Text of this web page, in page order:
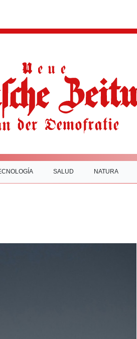
SALUD NATURA